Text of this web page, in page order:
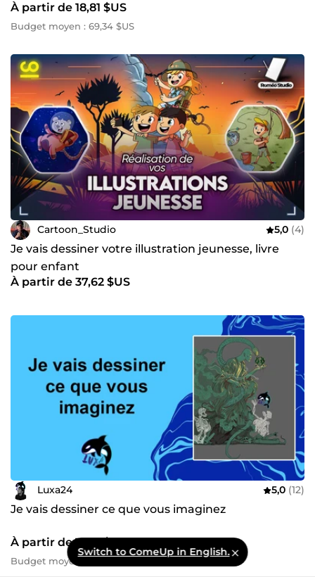
À partir de 18,81 $US
Budget moyen : 69,34 $US
Cartoon_Studio 5,0 (4)
Je vais dessiner votre illustration jeunesse, livre
pour enfant
À partir de 37,62 $US
Luxa24 5,0 (12)
Je vais dessiner ce que vous imaginez
À partir de 18,81 $US
Budget moyen : 127,13 $US
Switch to ComeUp in English.